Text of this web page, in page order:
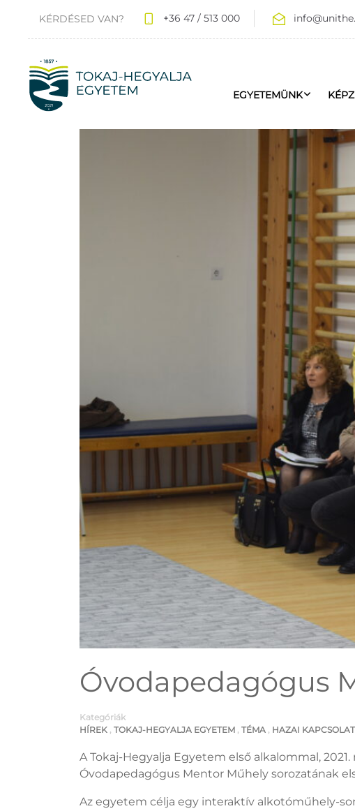
KÉRDÉSED VAN? +36 47 / 513 000
EGYETEMÜNK
Óvodapedagógus
Kategóriák
HÍREK , TOKAJ-HEGYALJA EGYETEM , TÉMA , HAZAI
A Tokaj-Hegyalja Egyetem első alkalommal,
Óvodapedagógus Mentor Műhely sorozatának
Az egyetem célja egy interaktív alkotóműhely-